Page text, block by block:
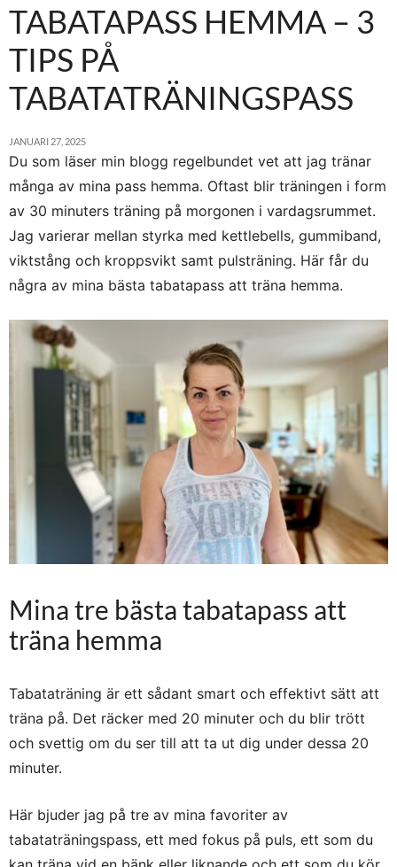
TABATAPASS HEMMA – 3
TIPS PÅ
TABATATRÄNINGSPASS
JANUARI 27, 2025
Du som läser min blogg regelbundet vet att jag tränar
många av mina pass hemma. Oftast blir träningen i form
av 30 minuters träning på morgonen i vardagsrummet.
Jag varierar mellan styrka med kettlebells, gummiband,
viktstång och kroppsvikt samt pulsträning. Här får du
några av mina bästa tabatapass att träna hemma.
Mina tre bästa tabatapass att
träna hemma
Tabataträning är ett sådant smart och effektivt sätt att
träna på. Det räcker med 20 minuter och du blir trött
och svettig om du ser till att ta ut dig under dessa 20
minuter.
Här bjuder jag på tre av mina favoriter av
tabataträningspass, ett med fokus på puls, ett som du